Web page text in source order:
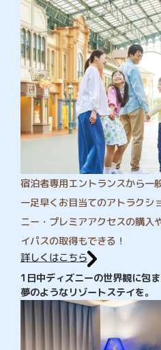
宿泊者専用エントランスから一
一足早くお目当てのアトラクシ
ニー・プレミアアクセスの購入
イパスの取得もできる！
詳しくはこちら
1日中ディズニーの世界観に包ま
夢のようなリゾートステイを。